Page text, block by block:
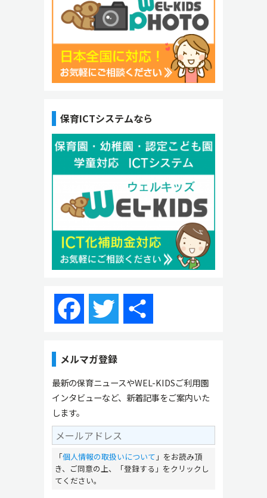
保育ICTシステムなら
FacebookTwitter
メルマガ登録
最新の保育ニュースやWEL-KIDSご利用園
インタビューなど、新着記事をご案内いた
します。
「個人情報の取扱いについて 」をお読み頂
き、ご同意の上、「登録する」をクリックし
てください。